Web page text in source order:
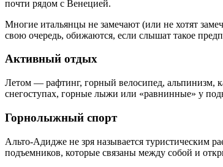
почти рядом с Венецией.
Многие итальянцы не замечают (или не хотят
свою очередь, обижаются, если слышат такое
Активный отдых
Летом — рафтинг, горный велосипед, альпинизм,
снегоступах, горные лыжи или «равнинные» у
Горнолыжный спорт
Альто-Адидже не зря называется туристическим
подъемников, которые связаны между собой и